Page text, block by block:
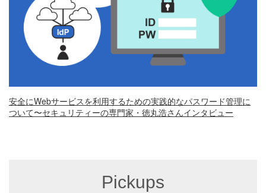
安全にWebサービスを利用するための実践的なパスワード管理に
ついて〜セキュリティーの専門家・徳丸浩さんインタビュー
Pickups